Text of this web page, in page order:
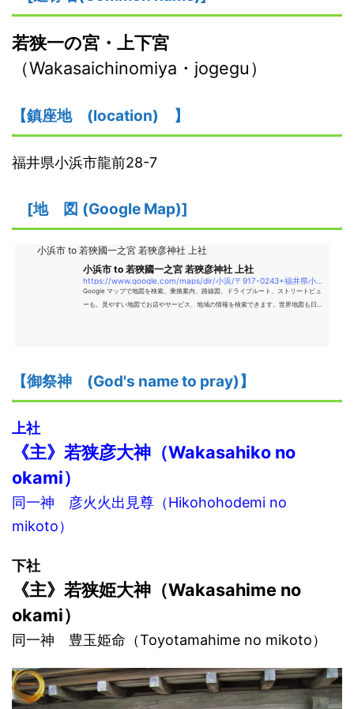
若狭一の宮・上下宮
（Wakasaichinomiya・jogegu）
【鎮座地 (location) 】
福井県小浜市龍前28-7
[地 図 (Google Map)]
小浜市 to 若狹國一之宮 若狹彦神社 上社
小浜市 to 若狹國一之宮 若狹彦神社 上社
Google マップで地図を検索。乗換案内、路線図、ドライブルート、ストリートビュ
ーも。見やすい地図でお店やサービス、地域の情報を検索できます。世界地図も日本
【御祭神 (God's name to pray)】
上社
《主》 若狭彦大神 （Wakasahiko no
okami）
同一神 彦火火出見尊（Hikohohodemi no
mikoto）
下社
《主》 若狭姫大神 （Wakasahime no
okami）
同一神 豊玉姫命（Toyotamahime no mikoto）